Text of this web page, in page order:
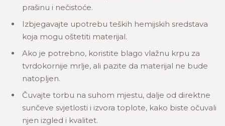
prašinu i nečistoće.
Izbjegavajte upotrebu teških hemijskih sredstava
koja mogu oštetiti materijal.
Ako je potrebno, koristite blago vlažnu krpu za
tvrdokornije mrlje, ali pazite da materijal ne bude
natopljen.
Čuvajte torbu na suhom mjestu, dalje od direktne
sunčeve svjetlosti i izvora toplote, kako biste očuvali
njen izgled i kvalitet.